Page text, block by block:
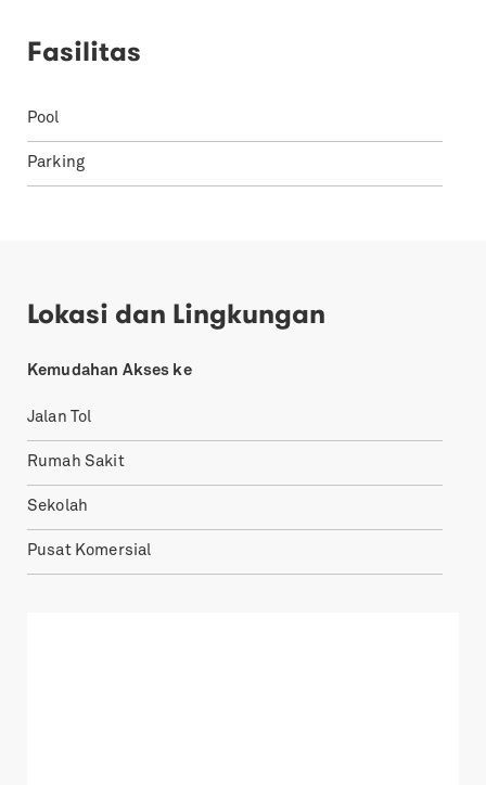
Fasilitas
Pool
Parking
Lokasi dan Lingkungan
Kemudahan Akses ke
Jalan Tol
Rumah Sakit
Sekolah
Pusat Komersial